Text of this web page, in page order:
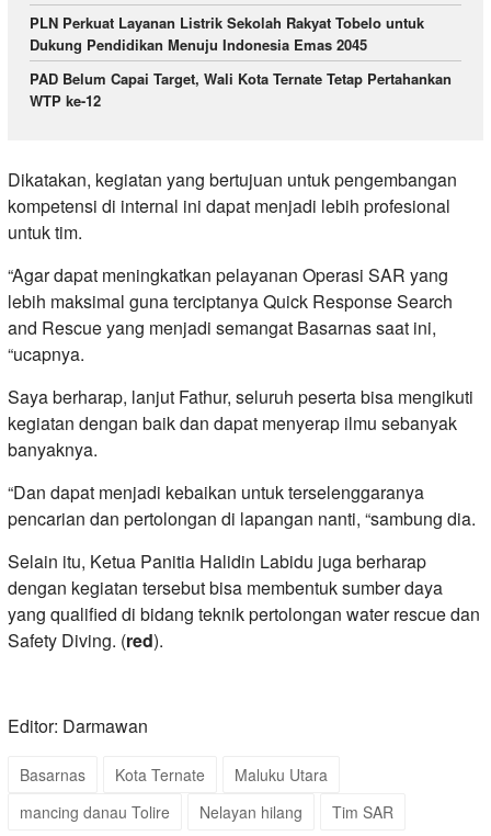
PLN Perkuat Layanan Listrik Sekolah Rakyat Tobelo untuk
Dukung Pendidikan Menuju Indonesia Emas 2045
PAD Belum Capai Target, Wali Kota Ternate Tetap Pertahankan
WTP ke-12
Dikatakan, kegiatan yang bertujuan untuk pengembangan
kompetensi di internal ini dapat menjadi lebih profesional
untuk tim.
“Agar dapat meningkatkan pelayanan Operasi SAR yang
lebih maksimal guna terciptanya Quick Response Search
and Rescue yang menjadi semangat Basarnas saat ini,
“ucapnya.
Saya berharap, lanjut Fathur, seluruh peserta bisa mengikuti
kegiatan dengan baik dan dapat menyerap ilmu sebanyak
banyaknya.
“Dan dapat menjadi kebaikan untuk terselenggaranya
pencarian dan pertolongan di lapangan nanti, “sambung dia.
Selain itu, Ketua Panitia Halidin Labidu juga berharap
dengan kegiatan tersebut bisa membentuk sumber daya
yang qualified di bidang teknik pertolongan water rescue dan
Safety Diving. (red).
Editor: Darmawan
Basarnas Kota Ternate
Maluku Utara
mancing danau Tolire
Nelayan hilang Tim SAR